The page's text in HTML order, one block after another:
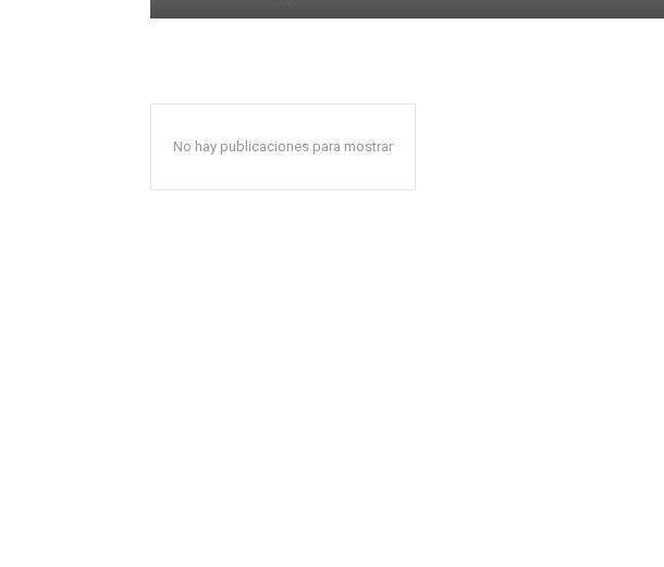
No hay publicaciones para mostrar